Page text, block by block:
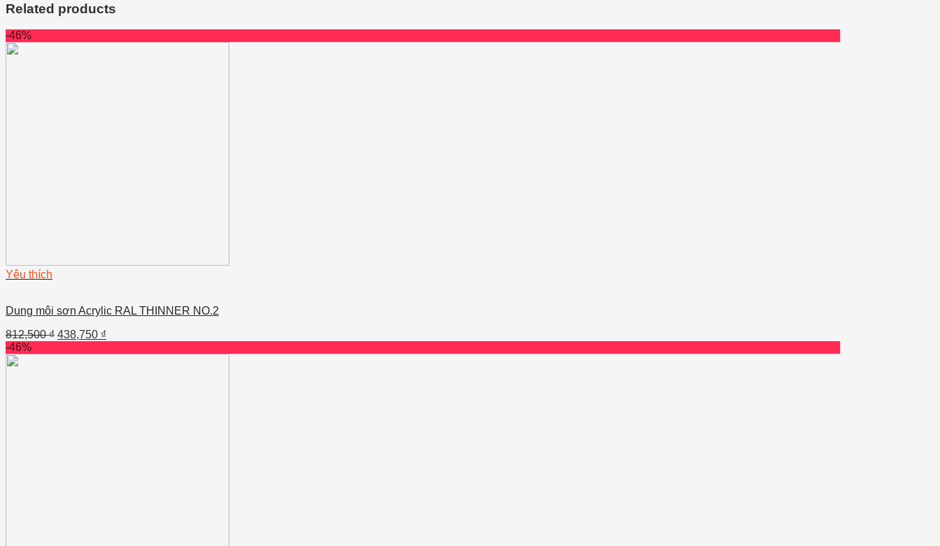
Related products
-46%
Yêu thích
Dung môi sơn Acrylic RAL THINNER NO.2
812,500₫ 438,750 ₫
-46%